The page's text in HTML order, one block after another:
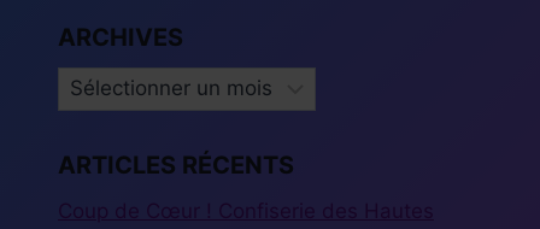
ARCHIVES
ARCHIVES
ARTICLES RÉCENTS